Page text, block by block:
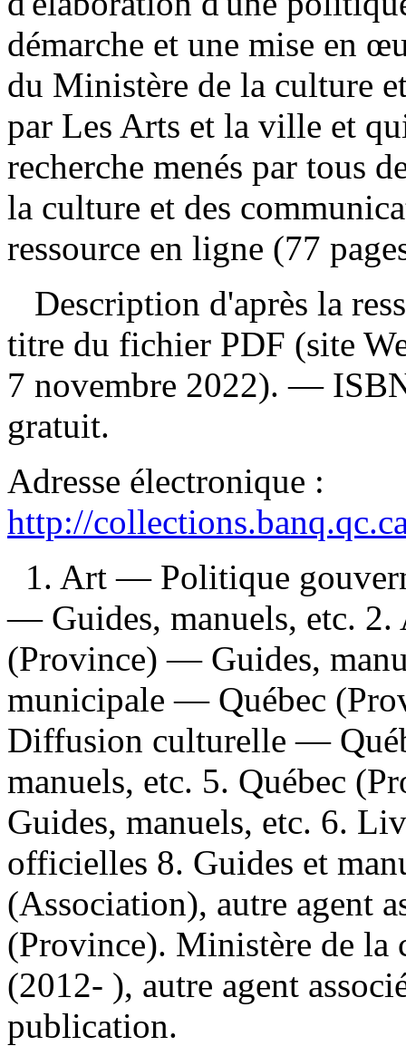
démarche et une mise en
du Ministère de la culture
par Les Arts et la ville et
recherche menés par tous
la culture et des
ressource en ligne (77
Description d'après la
titre du fichier PDF (site
7 novembre 2022). —
gratuit.
Adresse électronique :
http://
1. Art — Politique
— Guides, manuels, etc.
(Province) — Guides,
municipale — Québec
Diffusion culturelle —
manuels, etc. 5. Québec
Guides, manuels, etc. 6.
officielles 8. Guides et
(Association), autre agent
(Province). Ministère de la
(2012- ), autre agent
publication.